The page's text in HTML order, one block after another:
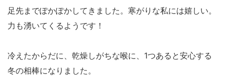
足先までぽかぽかしてきました。寒がりな私には嬉しい。
力も湧いてくるようです！
冷えたからだに、乾燥しがちな喉に、1つあると安心する
冬の相棒になりました。